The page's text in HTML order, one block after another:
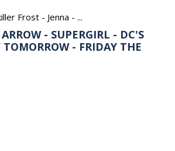
Frost - Jenna - ...
- SUPERGIRL - DC'S
TOMORROW - FRIDAY THE